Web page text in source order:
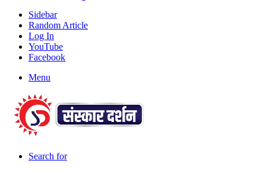
Sidebar
Random Article
Log In
YouTube
Facebook
Menu
Search for